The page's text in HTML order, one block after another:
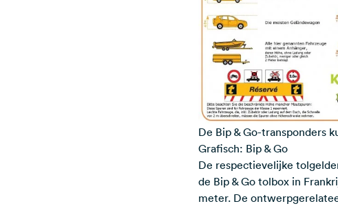
De Bip & Go-transponders
Grafisch: Bip & Go
De respectievelijke
de Bip & Go tolbox in
meter. De